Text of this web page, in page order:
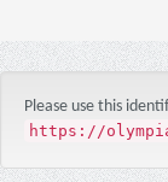
Please use this
https://